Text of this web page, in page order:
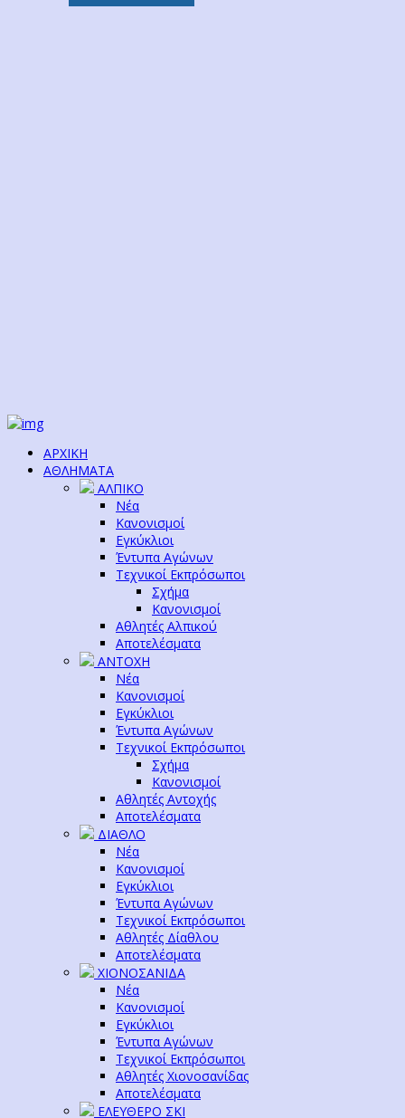
ΑΡΧΙΚΗ
ΑΘΛΗΜΑΤΑ
ΑΛΠΙΚΟ
Νέα
Κανονισμοί
Εγκύκλιοι
Έντυπα Αγώνων
Τεχνικοί Εκπρόσωποι
Σχήμα
Κανονισμοί
Αθλητές Αλπικού
Αποτελέσματα
ΑΝΤΟΧΗ
Νέα
Κανονισμοί
Εγκύκλιοι
Έντυπα Αγώνων
Τεχνικοί Εκπρόσωποι
Σχήμα
Κανονισμοί
Αθλητές Αντοχής
Αποτελέσματα
ΔΙΑΘΛΟ
Νέα
Κανονισμοί
Εγκύκλιοι
Έντυπα Αγώνων
Τεχνικοί Εκπρόσωποι
Αθλητές Δίαθλου
Αποτελέσματα
ΧΙΟΝΟΣΑΝΙΔΑ
Νέα
Κανονισμοί
Εγκύκλιοι
Έντυπα Αγώνων
Τεχνικοί Εκπρόσωποι
Αθλητές Χιονοσανίδας
Αποτελέσματα
ΕΛΕΥΘΕΡΟ ΣΚΙ